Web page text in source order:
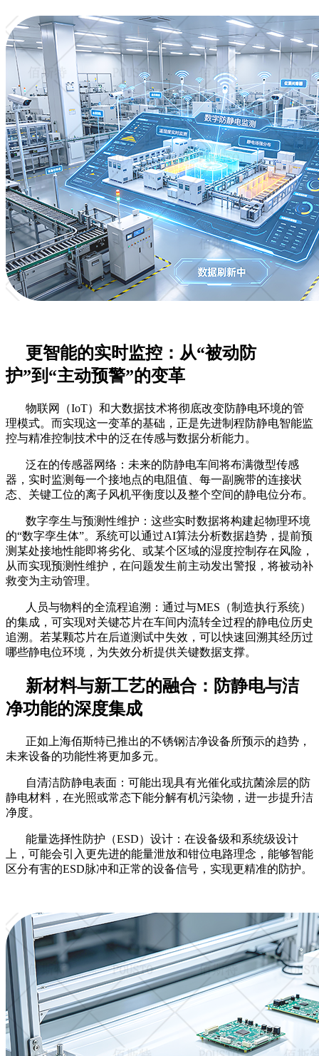
更智能的实时监控：从“被动防
护”到“主动预警”的变革
物联网（IoT）和大数据技术将彻底改变防静电环境的管
理模式。而实现这一变革的基础，正是先进制程防静电智能监
控与精准控制技术中的泛在传感与数据分析能力。
泛在的传感器网络：未来的防静电车间将布满微型传感
器，实时监测每一个接地点的电阻值、每一副腕带的连接状
态、关键工位的离子风机平衡度以及整个空间的静电位分布。
数字孪生与预测性维护：这些实时数据将构建起物理环境
的“数字孪生体”。系统可以通过AI算法分析数据趋势，提前预
测某处接地性能即将劣化、或某个区域的湿度控制存在风险，
从而实现预测性维护，在问题发生前主动发出警报，将被动补
救变为主动管理。
人员与物料的全流程追溯：通过与MES（制造执行系统）
的集成，可实现对关键芯片在车间内流转全过程的静电位历史
追溯。若某颗芯片在后道测试中失效，可以快速回溯其经历过
哪些静电位环境，为失效分析提供关键数据支撑。
新材料与新工艺的融合：防静电与洁
净功能的深度集成
正如上海佰斯特已推出的不锈钢洁净设备所预示的趋势，
未来设备的功能性将更加多元。
自清洁防静电表面：可能出现具有光催化或抗菌涂层的防
静电材料，在光照或常态下能分解有机污染物，进一步提升洁
净度。
能量选择性防护（ESD）设计：在设备级和系统级设计
上，可能会引入更先进的能量泄放和钳位电路理念，能够智能
区分有害的ESD脉冲和正常的设备信号，实现更精准的防护。